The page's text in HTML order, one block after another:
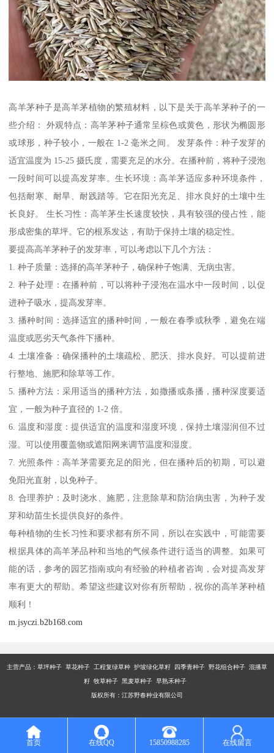
高羊茅种子是高羊茅植物的繁殖材料，以下是关于高羊茅种子的一
些介绍： 外观特点：高羊茅种子通常呈棕色或黄色，形状为椭圆形
或球形，种子较小，一般在 1-2 毫米之间。 发芽条件：种子发芽的
适宜温度为 15-25 摄氏度，需要充足的水分。在播种前，将种子浸泡
一段时间可以提高发芽率。生长环境：高羊茅适应多种环境条件，
包括耐寒、耐旱、耐践踏等。它在阳光充足、排水良好的土壤中生
长良好。 生长习性：高羊茅生长速度较快，具有较强的侵占性，能
形成密集的草坪。它的根系发达，有助于保持土壤的稳定性。
要提高高羊茅种子的发芽率，可以考虑以下几个方法：
1. 种子质量：选择的高羊茅种子，确保种子饱满、无病虫害。
2. 种子处理：在播种前，可以将种子浸泡在温水中一段时间，以促
进种子吸水，提高发芽率。
3. 播种时间：选择适宜的播种时间，一般在春季或秋季，避免在端
温度或恶劣天气条件下播种。
4. 土壤准备：确保播种的土壤疏松、肥沃、排水良好。可以提前进
行整地、施肥和除草等工作。
5. 播种方法：采用适当的播种方法，如撒播或条播，播种深度要适
宜，一般为种子直径的 1-2 倍。
6. 温度和湿度：提供适宜的温度和湿度环境，保持土壤湿润但不过
湿。可以使用覆盖物或遮阳网来调节温度和湿度。
7. 光照条件：高羊茅需要充足的阳光，但在播种后的初期，可以避
免阳光直射，以免种子。
8. 合理养护：及时浇水、施肥，注意除草和防治病虫害，为种子发
芽和幼苗生长提供良好的条件。
每种植物的生长习性和要求都有所不同，所以在实践中，可能需要
根据具体的高羊茅品种和当地的气候条件进行适当的调整。如果可
能的话，参考的园艺指南或向有经验的种植者咨询，会对提高发芽
率有更大的帮助。希望这些建议对你有所帮助，祝你的高羊茅种植
顺利！
m.jsyczi.b2b168.com
主营产品： 草坪种子 草花种子 工程复绿草种 护坡绿化草籽 四季青种子 野花组合种子 混播草
籽 牧草种子 黑麦草种子 早熟禾种子
版权所有：江苏野春种业有限公司
首页 在线QQ 15850988285 在线留言